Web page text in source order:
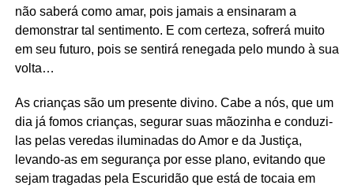
não saberá como amar, pois jamais a ensinaram a
demonstrar tal sentimento. E com certeza, sofrerá muito
em seu futuro, pois se sentirá renegada pelo mundo à sua
volta…
As crianças são um presente divino. Cabe a nós, que um
dia já fomos crianças, segurar suas mãozinha e conduzi-
las pelas veredas iluminadas do Amor e da Justiça,
levando-as em segurança por esse plano, evitando que
sejam tragadas pela Escuridão que está de tocaia em